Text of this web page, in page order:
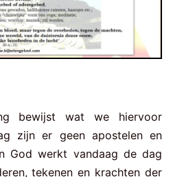
bewijst wat we hiervoor
zijn er geen apostelen en
God werkt vandaag de dag
tekenen en krachten der